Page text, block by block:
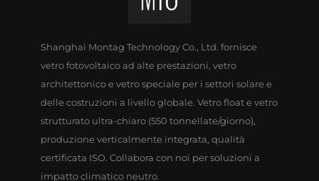
Shanghai Montag Technology Co., Ltd. fornisce
vetro fotovoltaico ad alte prestazioni, vetro
architettonico e vetro speciale per i settori solare e
delle costruzioni a livello globale. Vetro float e vetro
strutturato ultra-chiaro (550 tonnellate/giorno),
produzione verticalmente integrata, qualità
certificata ISO. Collabora con noi per soluzioni a
impatto climatico neutro.